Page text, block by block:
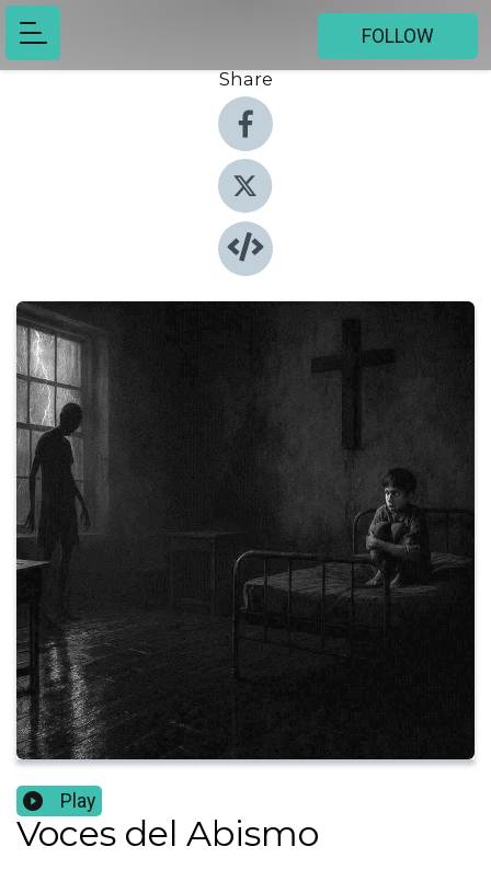
FOLLOW
Share
Play
Voces del Abismo